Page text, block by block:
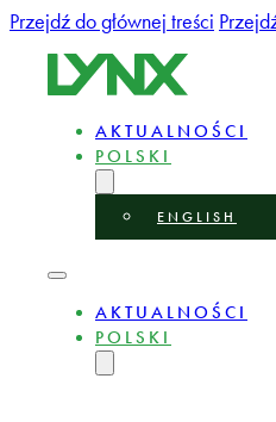
Przejdź do głównej treści
AKTUALNOŚCI
POLSKI
ENGLISH
AKTUALNOŚCI
POLSKI